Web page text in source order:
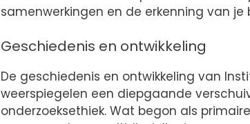
samenwerkingen en de erkenning van je
Geschiedenis en ontwikkeling
De geschiedenis en ontwikkeling van
weerspiegelen een diepgaande
onderzoeksethiek. Wat begon als